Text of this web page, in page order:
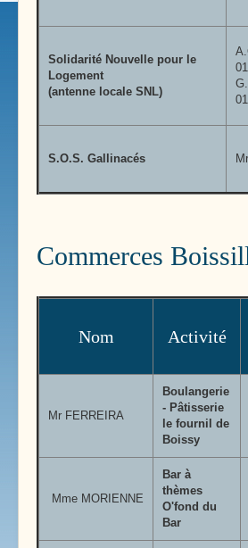
Solidarité Nouvelle pour le
Logement
(antenne locale SNL)
S.O.S. Gallinacés
Commerces
Nom Activité
Mr FERREIRA
Boulangerie
- Pâtisserie
le fournil de
Boissy
Mme MORIENNE
Bar à
thèmes
O'fond du
Bar